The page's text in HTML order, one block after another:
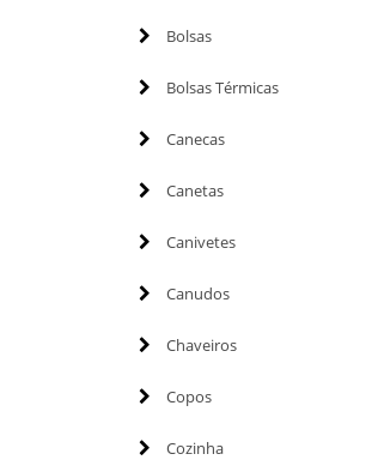
Bolsas
Bolsas Térmicas
Canecas
Canetas
Canivetes
Canudos
Chaveiros
Copos
Cozinha